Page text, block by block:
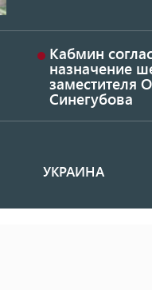
Кабмин
назначение
заместителя
Синегубова
УКРАИНА